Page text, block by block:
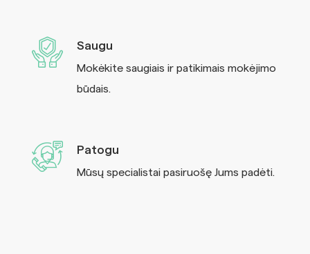
Saugu
Mokėkite saugiais ir patikimais mokėjimo
būdais.
Patogu
Mūsų specialistai pasiruošę Jums padėti.